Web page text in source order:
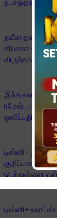
நட்சத்திரங்கள்
நவீன
சீரிஸாக
விருந்தாக
இந்த ஹாட்ஸ்டார்
ரமேஷ் பாரதி
டிஸ்னி+
குறிப்பாக
பெற்றுள்ளன
டிஸ்னி+